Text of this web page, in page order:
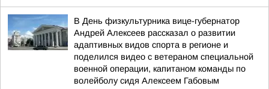
В День физкультурника вице-губернатор
Андрей Алексеев рассказал о развитии
адаптивных видов спорта в регионе и
поделился видео с ветераном специальной
военной операции, капитаном команды по
волейболу сидя Алексеем Габовым